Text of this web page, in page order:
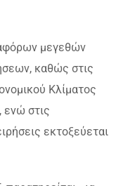
μεγεθών
καθώς στις
Κλίματος
ενώ στις
εκτοξεύεται